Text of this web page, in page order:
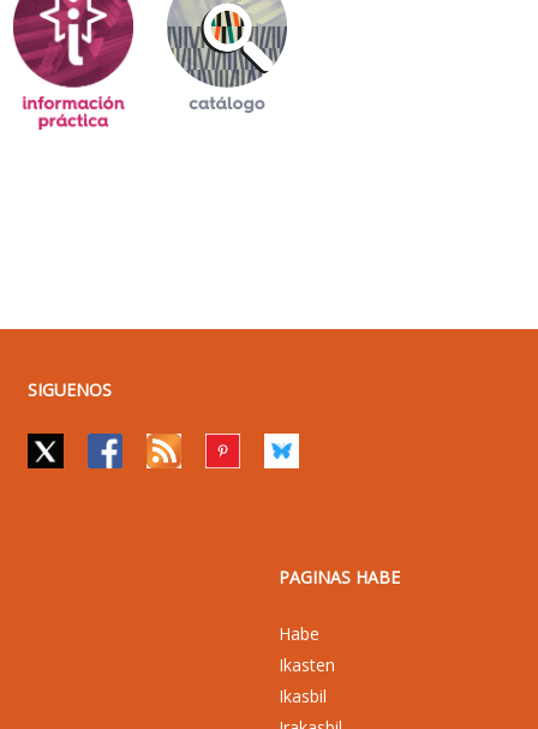
SIGUENOS
PAGINAS HABE
Habe
Ikasten
Ikasbil